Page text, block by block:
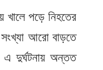
খালে পড়ে নিহতের
সংখ্যা আরো বাড়তে
এ দুর্ঘটনায় অন্তত